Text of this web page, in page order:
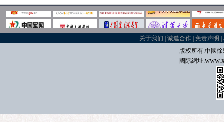
关于我们 |诚邀合作 |免责声明 |
版权所有:中國
國际網址: